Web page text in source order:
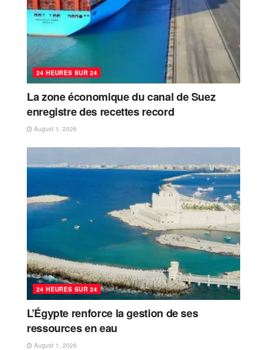
24 HEURES SUR 24
La zone économique du canal de Suez
enregistre des recettes record
August 1, 2026
24 HEURES SUR 24
L’Égypte renforce la gestion de ses
ressources en eau
August 1, 2026